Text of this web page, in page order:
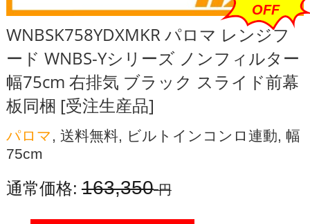
OFF
WNBSK758YDXMKR パロマ レンジフ
ード WNBS-Yシリーズ ノンフィルター
幅75cm 右排気 ブラック スライド前幕
板同梱 [受注生産品]
パロマ , 送料無料, ビルトインコンロ連動, 幅
75cm
通常価格: 163,350 円